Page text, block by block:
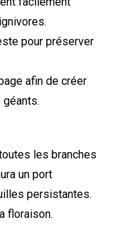
pour préserver
afin de créer
les branches
un port
persistantes.
floraison.